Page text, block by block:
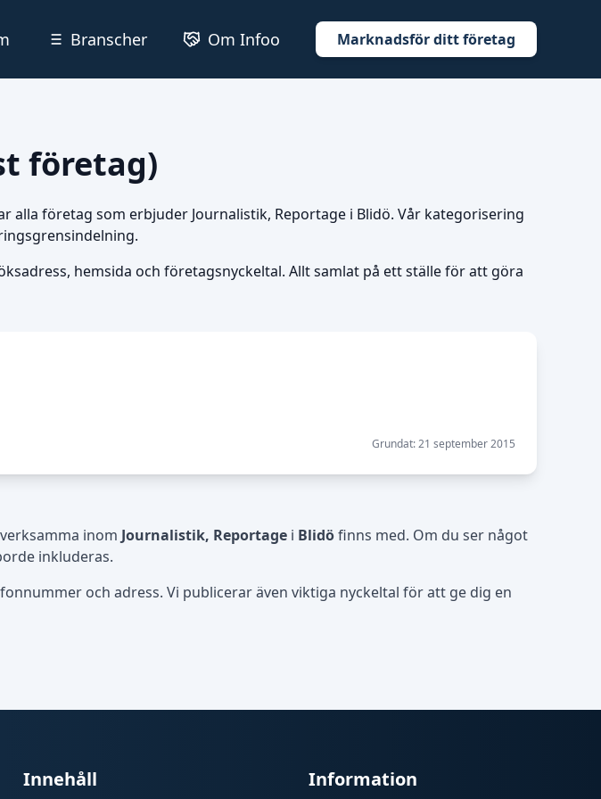
Branscher Om Infoo Marknadsför ditt företag
företag)
alla företag som erbjuder Journalistik, Reportage i Blidö. Vår kategorisering
hemsida och företagsnyckeltal. Allt samlat på ett ställe för att göra
Grundat: 21 september 2015
inom Journalistik, Reportage i Blidöfinns med. Om du ser något
inkluderas.
och adress. Vi publicerar även viktiga nyckeltal för att ge dig en
Innehåll Information